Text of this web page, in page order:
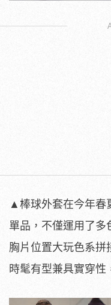
▲棒球外套在今年春
單品，不僅運用了多
胸片位置大玩色系拼
時髦有型兼具實穿性